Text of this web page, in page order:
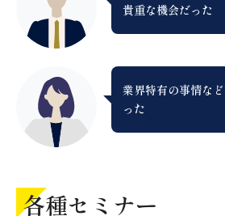
貴重な機会だった
業界特有の事情な
った
各種セミナー